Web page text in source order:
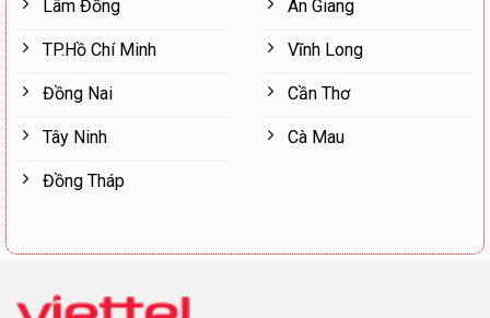
Lâm Đồng
TP.Hồ Chí Minh
Đồng Nai
Tây Ninh
Đồng Tháp
An Giang
Vĩnh Long
Cần Thơ
Cà Mau